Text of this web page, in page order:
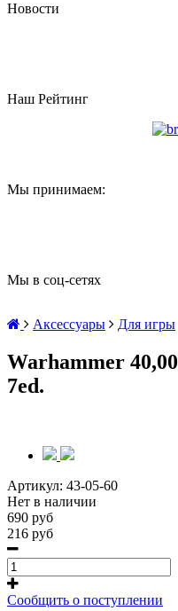
Новости
Наш Рейтинг
Мы принимаем:
Мы в соц-сетях
Аксессуары Для игры
Warhammer
7ed.
Артикул: 43-05-60
Нет в наличии
690 руб
216 руб
Сообщить о поступлении